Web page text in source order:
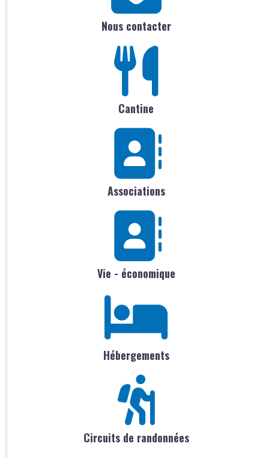
Nous contacter
Cantine
Associations
Vie - économique
Hébergements
Circuits de randonnées